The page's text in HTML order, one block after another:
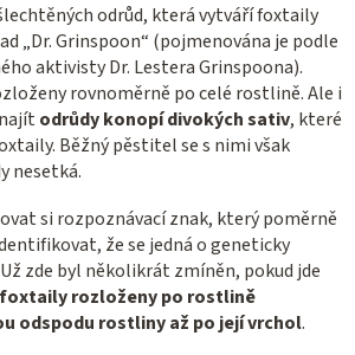
odrůd, která vytváří foxtaily
„Dr. Grinspoon“ (pojmenována je podle
aktivisty Dr. Lestera Grinspoona).
rovnoměrně po celé rostlině. Ale i
odrůdy konopí divokých sativ, které
Běžný pěstitel se s nimi však
nesetká.
si rozpoznávací znak, který poměrně
že se jedná o geneticky
zde byl několikrát zmíněn, pokud jde
foxtaily rozloženy po rostlině
odspodu rostliny až po její vrchol.